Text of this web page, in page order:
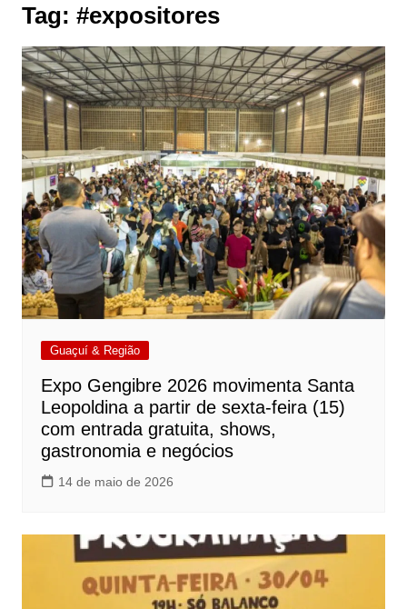
Tag: #expositores
Guaçuí & Região
Expo Gengibre 2026 movimenta Santa
Leopoldina a partir de sexta-feira (15)
com entrada gratuita, shows,
gastronomia e negócios
14 de maio de 2026